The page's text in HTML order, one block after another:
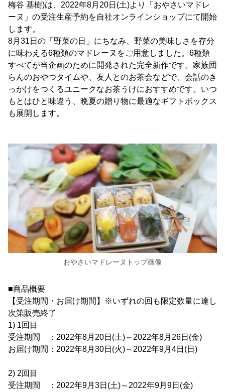
梅谷 基樹)は、2022年8月20日(土)より「おやさいマドレ
ーヌ」の受注生産予約を自社オンラインショップにて開始
します。
8月31日の「野菜の日」にちなみ、野菜の美味しさを存分
に味わえる6種類のマドレーヌをご用意しました。6種類
すべてが当企画のために開発された完全新作です。家族団
らんのおやつタイムや、友人とのお茶会などで、会話のき
っかけをつくるユニークなお茶うけにおすすめです。いつ
もとはひと味違う、晩夏の贈り物に最適なギフトボックス
も展開します。
おやさいマドレーヌトップ画像
■商品概要
【受注期間・お届け期間】※いずれの回も限定数量に達し
次第販売終了
1) 1回目
受注期間 ：2022年8月20日(土)～2022年8月26日(金)
お届け期間：2022年8月30日(火)～2022年9月4日(日)
2) 2回目
受注期間 ：2022年9月3日(土)～2022年9月9日(金)